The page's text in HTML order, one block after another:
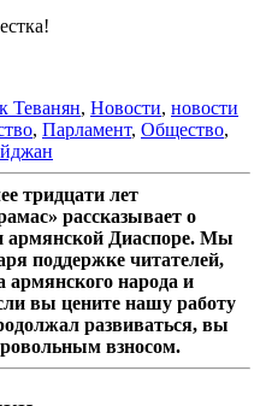
Теванян, Новости, новости
, Парламент, Общество,
тридцати лет
рассказывает о
армянской Диаспоре. Мы
поддержке читателей,
армянского народа и
вы цените нашу работу
развиваться, вы
взносом.